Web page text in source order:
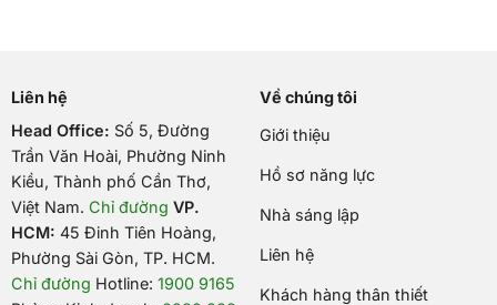
Liên hệ
Head Office: Số 5, Đường
Trần Văn Hoài, Phường Ninh
Kiều, Thành phố Cần Thơ,
Việt Nam. Chỉ đường VP.
HCM: 45 Đinh Tiên Hoàng,
Phường Sài Gòn, TP. HCM.
Chỉ đường Hotline: 1900 9165
Về chúng tôi
Giới thiệu
Hồ sơ năng lực
Nhà sáng lập
Liên hệ
Khách hàng thân thiết